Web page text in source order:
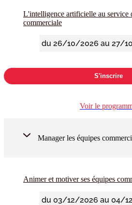
L'intelligence artificielle au service
commerciale
S'inscrire
Voir le
Manager les équipes
Animer et motiver ses équipes